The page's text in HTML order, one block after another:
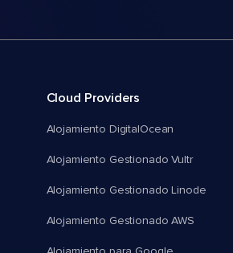
Cloud Providers
Alojamiento DigitalOcean
Alojamiento Gestionado Vultr
Alojamiento Gestionado Linode
Alojamiento Gestionado AWS